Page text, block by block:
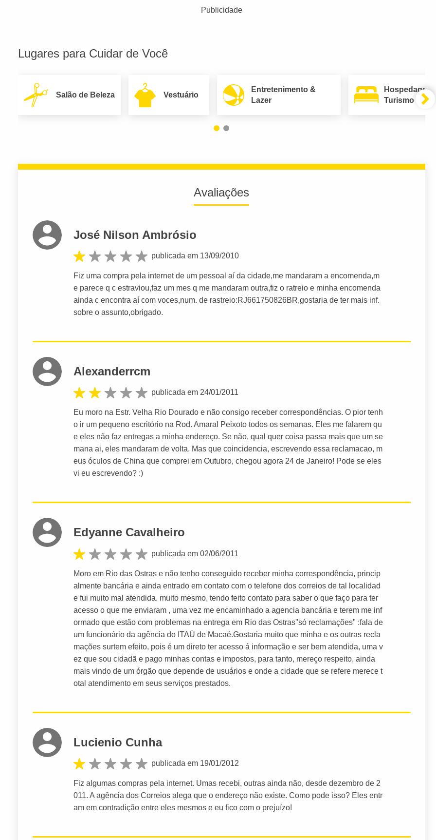
Publicidade
Lugares para Cuidar de Você
Salão de Beleza Vestuário
Entretenimento &
Lazer
Hospedagem
Turismo
Avaliações
José Nilson Ambrósio
publicada em 13/09/2010
Fiz uma compra pela internet de um pessoal aí da cidade,me mandaram a encomenda,m
e parece q c estraviou,faz um mes q me mandaram outra,fiz o ratreio e minha encomenda
ainda c encontra aí com voces,num. de rastreio:RJ661750826BR,gostaria de ter mais inf.
sobre o assunto,obrigado.
Alexanderrcm
publicada em 24/01/2011
Eu moro na Estr. Velha Rio Dourado e não consigo receber correspondências. O pior tenh
o ir um pequeno escritório na Rod. Amaral Peixoto todos os semanas. Eles me falarem qu
e eles não faz entregas a minha endereço. Se não, qual quer coisa passa mais que um se
mana ai, eles mandaram de volta. Mas que coincidencia, escrevendo essa reclamacao, m
eus óculos de China que comprei em Outubro, chegou agora 24 de Janeiro! Pode se eles
vi eu escrevendo? :)
Edyanne Cavalheiro
publicada em 02/06/2011
Moro em Rio das Ostras e não tenho conseguido receber minha correspondência, princip
almente bancária e ainda entrado em contato com o telefone dos correios de tal localidad
e fui muito mal atendida. muito mesmo, tendo feito contato para saber o que faço para ter
acesso o que me enviaram , uma vez me encaminhado a agencia bancária e terem me inf
ormado que estão com problemas na entrega em Rio das Ostras''só reclamações" :fala de
um funcionário da agência do ITAÚ de Macaé.Gostaria muito que minha e os outras recla
mações surtem efeito, pois é um direto ter acesso á informação e ser bem atendida, uma v
ez que sou cidadã e pago minhas contas e impostos, para tanto, mereço respeito, ainda
mais vindo de um órgão que depende de usuários e onde a cidade que se refere merece t
otal atendimento em seus serviços prestados.
Lucienio Cunha
publicada em 19/01/2012
Fiz algumas compras pela internet. Umas recebi, outras ainda não, desde dezembro de 2
011. A agência dos Correios alega que o endereço não existe. Como pode isso? Eles entr
am em contradição entre eles mesmos e eu fico com o prejuízo!